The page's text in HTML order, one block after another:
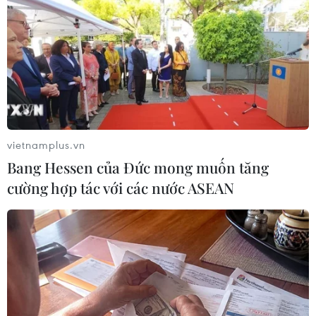
14/09/2021 00:16
Tính đến 19h00 ngày 13/9, toàn thành phố Hà Nội đã
lấy được 2.804.258 mẫu xét nghiệm, trong đó phát hiện
19 ca dương tính với SARS-CoV-2.
vietnamplus.vn
Bang Hessen của Đức mong muốn tăng
cường hợp tác với các nước ASEAN